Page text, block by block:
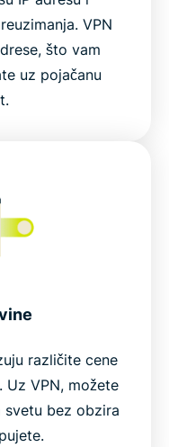
VPN
što vam
uz pojačanu
različite cene
Uz VPN, možete
svetu bez obzira